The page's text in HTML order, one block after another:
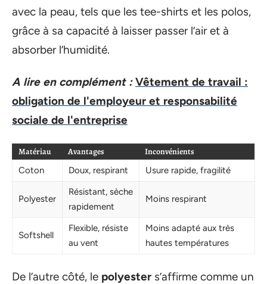
avec la peau, tels que les tee-shirts et les polos,
grâce à sa capacité à laisser passer l’air et à
absorber l’humidité.
A lire en complément : Vêtement de travail :
obligation de l'employeur et responsabilité
sociale de l'entreprise
Matériau Avantages Inconvénients
Coton Doux, respirant Usure rapide, fragilité
Polyester
Résistant, sèche
rapidement
Moins respirant
Softshell
Flexible, résiste
au vent
Moins adapté aux très
hautes températures
De l’autre côté, le polyester s’affirme comme un